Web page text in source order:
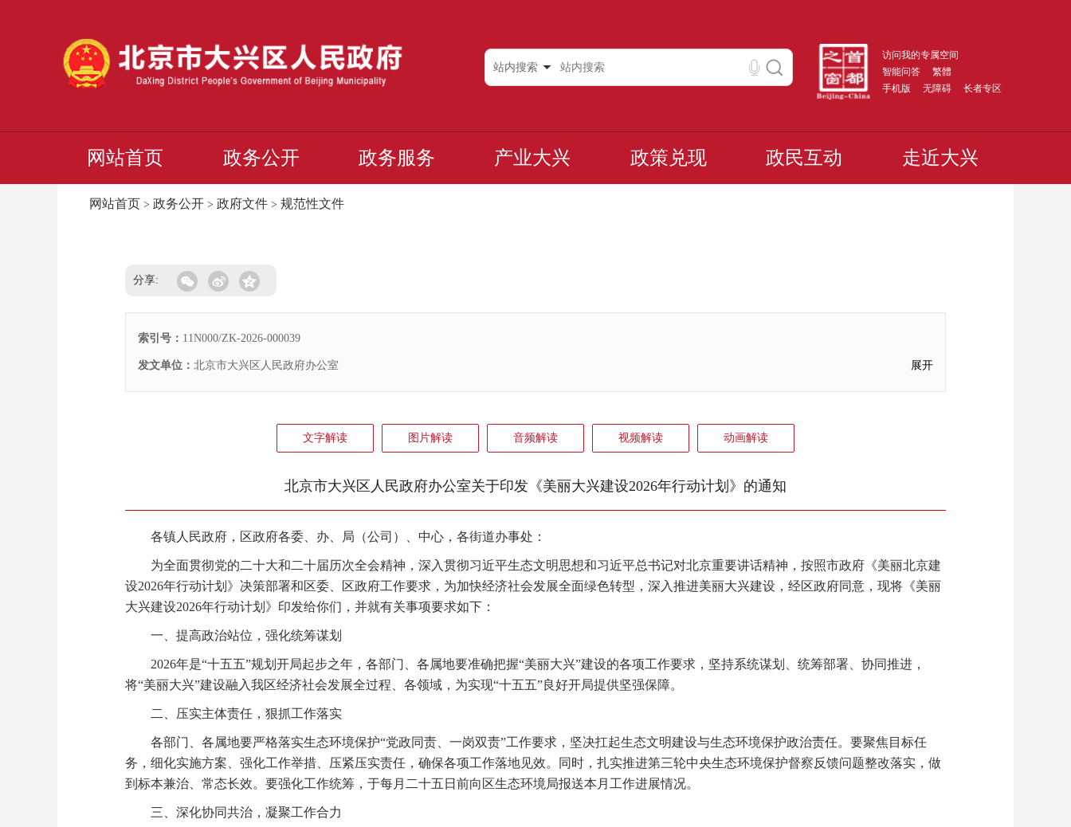
访问我的专属空间
智能问答
繁體
手机版
无障碍 长者专区
站内搜索
网站首页 政务公开 政务服务 产业大兴 政策兑现 政民互动 走近大兴
网站首页 > 政务公开 > 政府文件 > 规范性文件
分享:
索引号： 11N000/ZK-2026-000039
发文单位： 北京市大兴区人民政府办公室 展开
文字解读 图片解读 音频解读 视频解读 动画解读
北京市大兴区人民政府办公室关于印发《美丽大兴建设2026年行动计划》的通知
各镇人民政府，区政府各委、办、局（公司）、中心，各街道办事处：
为全面贯彻党的二十大和二十届历次全会精神，深入贯彻习近平生态文明思想和习近平总书记对北京重要讲话精神，按照市政府《美丽北京建
设2026年行动计划》决策部署和区委、区政府工作要求，为加快经济社会发展全面绿色转型，深入推进美丽大兴建设，经区政府同意，现将《美丽
大兴建设2026年行动计划》印发给你们，并就有关事项要求如下：
一、提高政治站位，强化统筹谋划
2026年是“十五五”规划开局起步之年，各部门、各属地要准确把握“美丽大兴”建设的各项工作要求，坚持系统谋划、统筹部署、协同推进，
将“美丽大兴”建设融入我区经济社会发展全过程、各领域，为实现“十五五”良好开局提供坚强保障。
二、压实主体责任，狠抓工作落实
各部门、各属地要严格落实生态环境保护“党政同责、一岗双责”工作要求，坚决扛起生态文明建设与生态环境保护政治责任。要聚焦目标任
务，细化实施方案、强化工作举措、压紧压实责任，确保各项工作落地见效。同时，扎实推进第三轮中央生态环境保护督察反馈问题整改落实，做
到标本兼治、常态长效。要强化工作统筹，于每月二十五日前向区生态环境局报送本月工作进展情况。
三、深化协同共治，凝聚工作合力